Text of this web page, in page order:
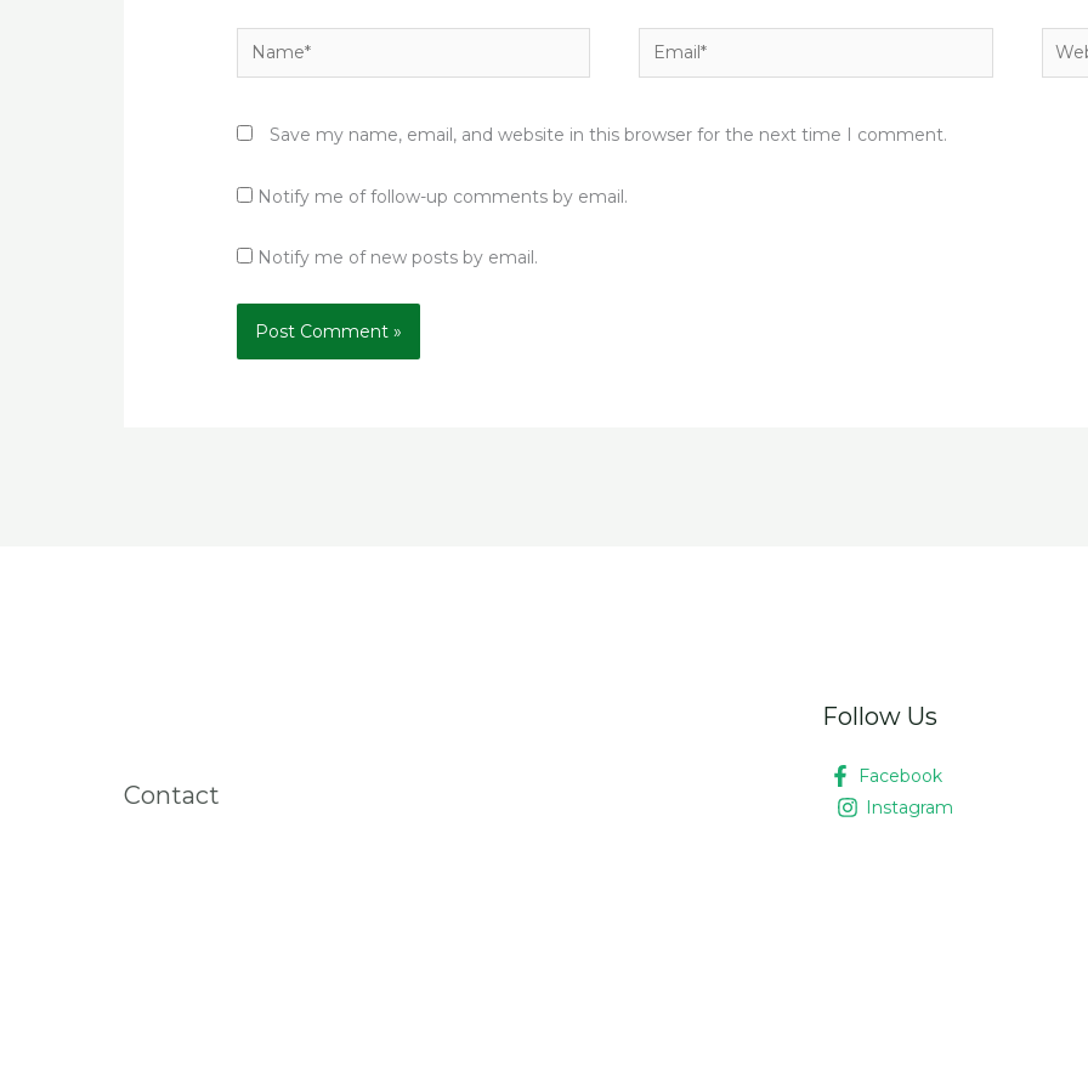
Name* Email*
Save my name, email, and website in this browser for the next time I comment.
Notify me of follow-up comments by email.
Notify me of new posts by email.
Contact
Follow Us
Facebook
Instagram